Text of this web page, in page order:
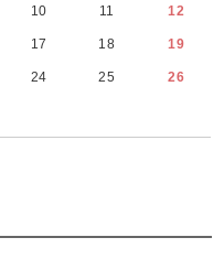
10 11 12
17 18 19
24 25 26